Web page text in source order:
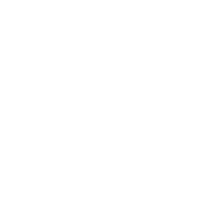
他最擅长的任务—
汉密尔顿，受害者的老友，前往法国土伦军事基地展开